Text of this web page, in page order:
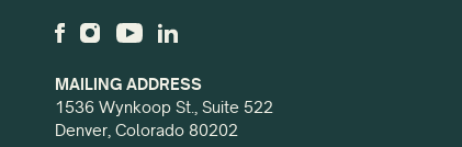
MAILING ADDRESS
1536 Wynkoop St., Suite 522
Denver, Colorado 80202